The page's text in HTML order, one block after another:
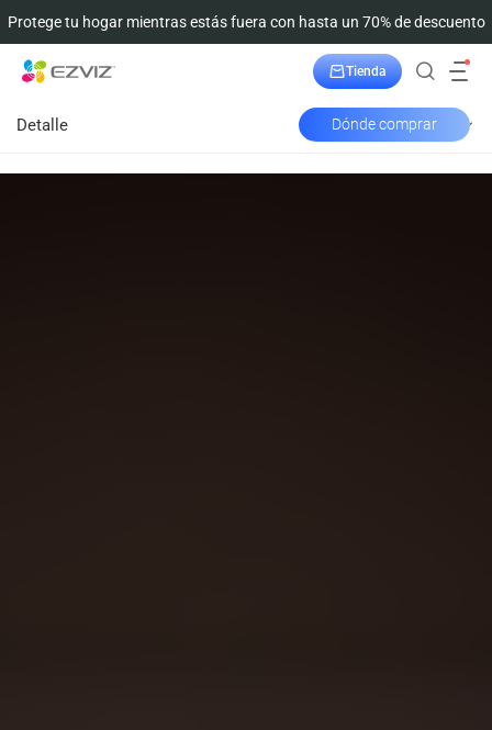
Protege tu hogar mientras estás fuera con hasta un 70% de descuento
Tienda
Detalle Dónde comprar